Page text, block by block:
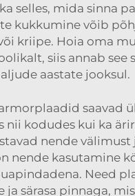
selles, mida sinna
kukkumine võib
kriipe. Hoia oma
siis annab see
aastate jooksul.
saavad
nii kodudes kui ka
nende välimust
nende kasutamine
Need
ja särasa pinnaga,